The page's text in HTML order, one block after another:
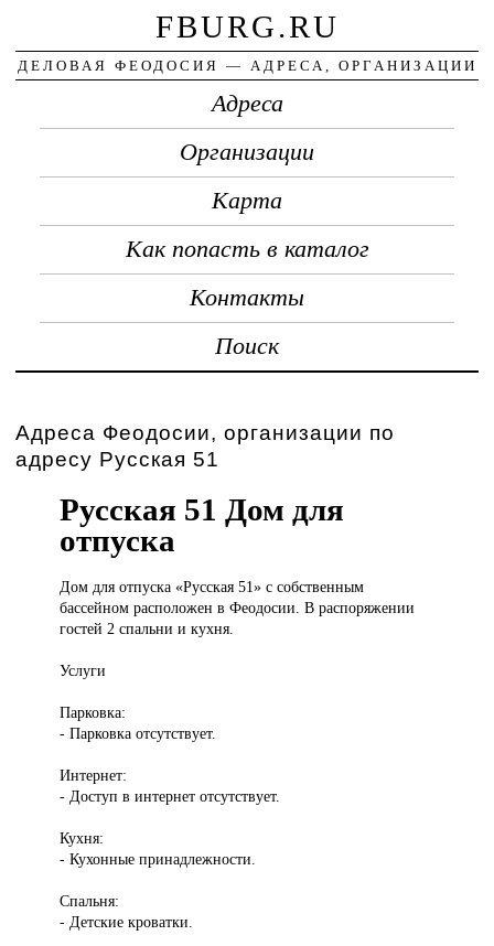
FBURG.RU
ДЕЛОВАЯ ФЕОДОСИЯ — АДРЕСА, ОРГАНИЗАЦИИ
Адреса
Организации
Карта
Как попасть в каталог
Контакты
Поиск
Адреса Феодосии, организации по
адресу Русская 51
Русская 51 Дом для
отпуска
Дом дляотпуска «Русская 51» с собственным
бассейном расположен в Феодосии. В распоряжении
гостей 2 спальни и кухня.
Услуги
Парковка:
- Парковка отсутствует.
Интернет:
- Доступ в интернет отсутствует.
Кухня:
- Кухонные принадлежности.
Спальня:
- Детские кроватки.